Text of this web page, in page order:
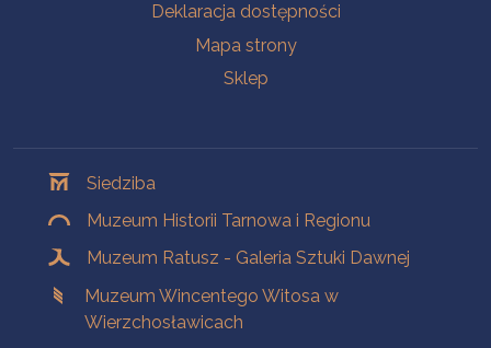
Deklaracja dostępności
Mapa strony
Sklep
Siedziba
Muzeum Historii Tarnowa i Regionu
Muzeum Ratusz - Galeria Sztuki Dawnej
Muzeum Wincentego Witosa w
Wierzchosławicach